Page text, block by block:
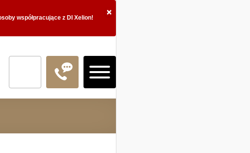
×
współpracujące z DI Xelion!